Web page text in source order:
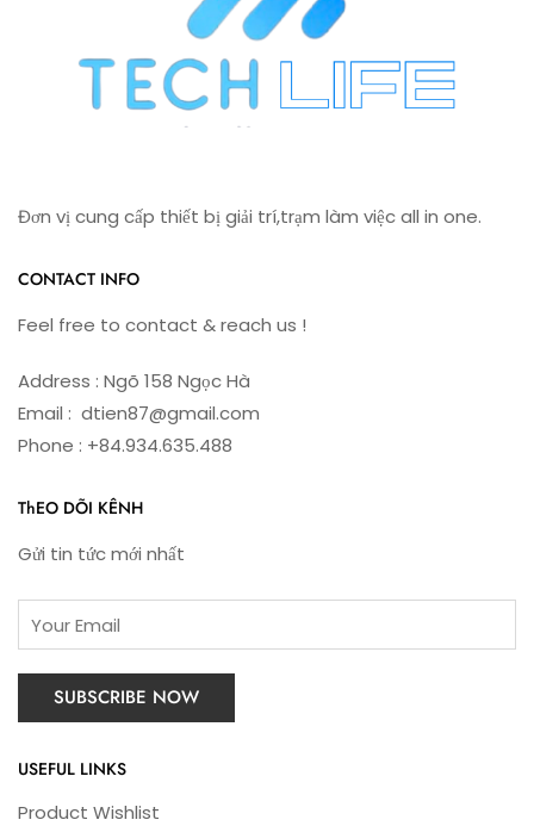
Đơn vị cung cấp thiết bị giải trí,trạm làm việc all in one.
CONTACT INFO
Feel free to contact & reach us !
Address : Ngõ 158 Ngọc Hà
Email : dtien87@gmail.com
Phone : +84.934.635.488
ThEO DÕI KÊNH
Gửi tin tức mới nhất
USEFUL LINKS
Product Wishlist